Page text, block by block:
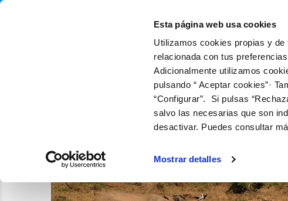
Esta página web usa cookies
Utilizamos cookies propias y
relacionada con tus
Adicionalmente utilizamos
pulsando “ Aceptar cookies”·
“Configurar”. Si pulsas
salvo las necesarias que son
desactivar. Puedes consultar
Mostrar detalles
QUIÉNES SOMOS QUÉ